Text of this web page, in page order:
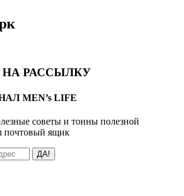
РАССЫЛКУ
MEN’s LIFE
советы и тонны полезной
почтовый ящик
ДА!